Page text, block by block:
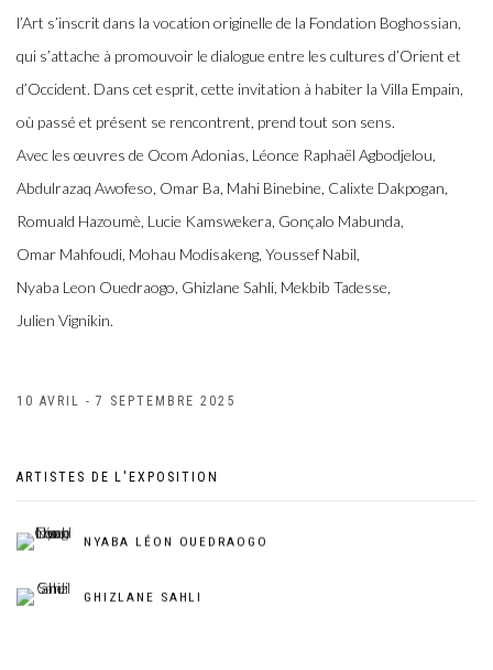
l’Art s’inscrit dans la vocation originelle de la Fondation Boghossian,
qui s’attache à promouvoir le dialogue entre les cultures d’Orient et
d’Occident. Dans cet esprit, cette invitation à habiter la Villa Empain,
où passé et présent se rencontrent, prend tout son sens.
Avec les œuvres de Ocom Adonias, Léonce Raphaël Agbodjelou,
Abdulrazaq Awofeso, Omar Ba, Mahi Binebine, Calixte Dakpogan,
Romuald Hazoumè, Lucie Kamswekera, Gonçalo Mabunda,
Omar Mahfoudi, Mohau Modisakeng, Youssef Nabil,
Nyaba Leon Ouedraogo, Ghizlane Sahli, Mekbib Tadesse,
Julien Vignikin.
10 AVRIL - 7 SEPTEMBRE 2025
ARTISTES DE L'EXPOSITION
NYABA LÉON OUEDRAOGO
GHIZLANE SAHLI